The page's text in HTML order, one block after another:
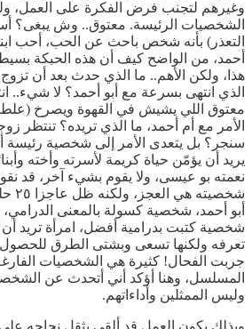
وغيرهم لتجنب فرض الفكرة على العمل،
الشخصيات الرئيسة. معتوق.. وش يبغى؟
التعذر) بأنه شخص باحث عن الحب، أحب
أحمد، من الواضح كيف أن هذه الحبكة
هذا، ولكن الأهم.. ما الذي حدث بعد أن
الذي انتهى بسرعة مع أبو أحمد؟ لا شيء..
معتوق اللي يشيش في القهوة ويصرخ
الأمر مع أم أحمد، ما الذي تريده؟ تنتظر
سنجر؟ بل يتعدى الأمر إلى شخصية
يريد أن يؤمّن حياة كريمة لأسرته وأخته
نعمته بو عيسى، ولا يقوم بشيء آخر، قد
أبو أحمد، شخصية كسولة بالمعنى
شخصية كتبت بدرامية أفضل، امرأة تريد أن
تعرفه ولكنها تسعى وبشتى الطرق
جربت الفحال! كثيرة هي الشخصيات
المسلسل، وهنا أؤكد أني أتحدث عن
وليس الممثلين وأداءاتهم.
وبذلك يكون العمل قد ألقى بثقل نجاحه